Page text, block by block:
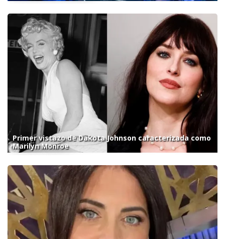
Primer vistazo de Dakota Johnson caracterizada como
Marilyn Monroe